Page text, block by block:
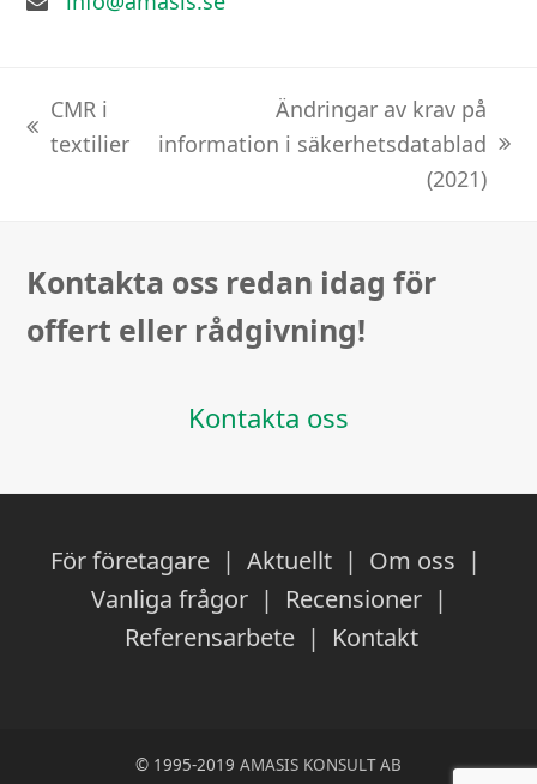
previous
CMR i
textilier
next
Ändringar av krav på
information i säkerhetsdatablad
(2021)
Kontakta oss redan idag för
offert eller rådgivning!
Kontakta oss
För företagare | Aktuellt | Om oss |
Vanliga frågor| Recensioner|
Referensarbete | Kontakt
© 1995-2019 AMASIS KONSULT AB